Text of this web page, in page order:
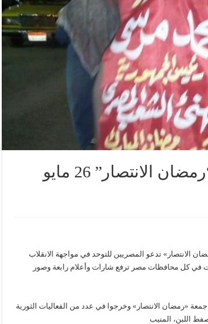
الحراك الثوري في جمعة “رمضان الانتصار” 26 مايو
تدعو المصريين للتوحد في مواجهة الانقلاب
في كل محافظات مصر ترفع شارات وأعلام رابعة وصور
«رمضان الانتصار» وخرجوا في عدد من الفعاليات الثورية
صفط اللبن، المنيب